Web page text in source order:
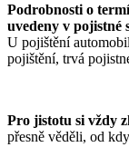
Podrobnosti o
uvedeny v pojistné
U pojištění
pojištění, trvá
Pro jistotu si vždy
přesně věděli, od